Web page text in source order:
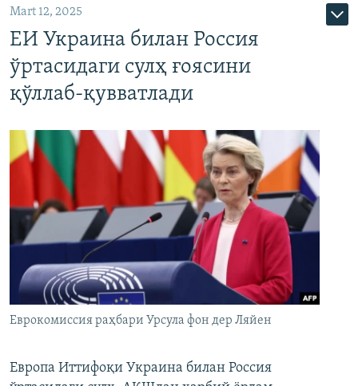
Mart 12, 2025
ЕИ Украина билан Россия
ўртасидаги сулҳ ғоясини
қўллаб-қувватлади
Еврокомиссия раҳбари Урсула фон дер Ляйен
Европа Иттифоқи Украина билан Россия